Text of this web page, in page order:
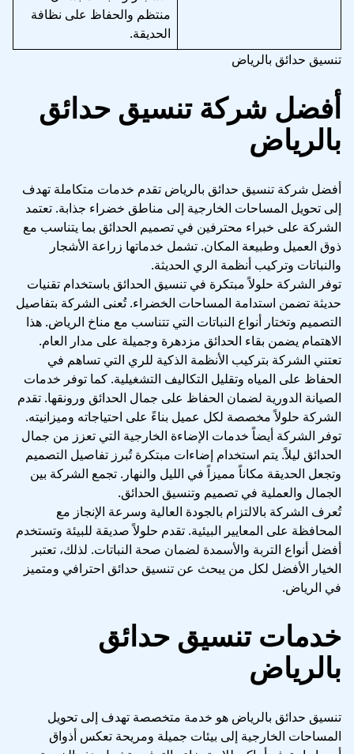
منتظم والحفاظ على نظافة
الحديقة.
تنسيق حدائق بالرياض
أفضل شركة تنسيق حدائق
بالرياض
أفضل شركة تنسيق حدائق بالرياض تقدم خدمات متكاملة تهدف
إلى تحويل المساحات الخارجية إلى مناطق خضراء جذابة. تعتمد
الشركة على خبراء محترفين في تصميم الحدائق بما يتناسب مع
ذوق العميل وطبيعة المكان. تشمل خدماتها زراعة الأشجار
والنباتات وتركيب أنظمة الري الحديثة.
توفر الشركة حلولاً مبتكرة في تنسيق الحدائق باستخدام تقنيات
حديثة تضمن استدامة المساحات الخضراء. تُعنى الشركة بتفاصيل
التصميم وتختار أنواع النباتات التي تتناسب مع مناخ الرياض. هذا
الاهتمام يضمن بقاء الحدائق مزدهرة وجميلة على مدار العام.
تعتني الشركة بتركيب الأنظمة الذكية للري التي تساهم في
الحفاظ على المياه وتقليل التكاليف التشغيلية. كما توفر خدمات
الصيانة الدورية لضمان الحفاظ على جمال الحدائق ورونقها. تقدم
الشركة حلولاً مخصصة لكل عميل بناءً على احتياجاته وميزانيته.
توفر الشركة أيضاً خدمات الإضاءة الخارجية التي تعزز من جمال
الحدائق ليلاً. يتم استخدام إضاءات مبتكرة تُبرز تفاصيل التصميم
وتجعل الحديقة مكاناً مميزاً في الليل والنهار. تجمع الشركة بين
الجمال والعملية في تصميم وتنسيق الحدائق.
تُعرف الشركة بالالتزام بالجودة العالية وسرعة الإنجاز مع
المحافظة على المعايير البيئية. تقدم حلولاً صديقة للبيئة وتستخدم
أفضل أنواع التربة والأسمدة لضمان صحة النباتات. لذلك، تعتبر
الخيار الأفضل لكل من يبحث عن تنسيق حدائق احترافي ومتميز
في الرياض.
خدمات تنسيق حدائق
بالرياض
تنسيق حدائق بالرياض هو خدمة متخصصة تهدف إلى تحويل
المساحات الخارجية إلى بيئات جميلة ومريحة تعكس أذواق